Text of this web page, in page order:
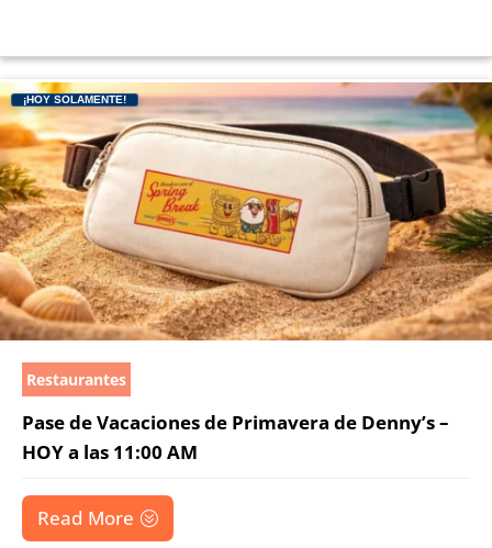
¡HOY SOLAMENTE!
Restaurantes
Pase de Vacaciones de Primavera de Denny’s –
HOY a las 11:00 AM
Read More